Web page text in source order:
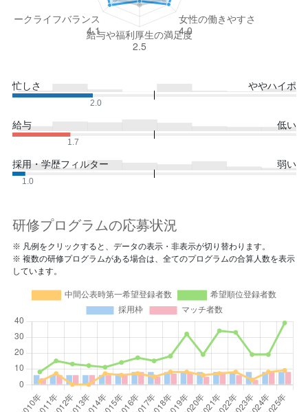
忙しさ ややハイポ
2.0
給与 低い
1.7
採用・学歴フィルター 弱い
1.0
研修プログラムの応募状況
※ 凡例をクリックすると、データの表示・非表示が切り替わります。
※ 複数の研修プログラムがある場合は、全てのプログラムの合算人数を表示
しています。